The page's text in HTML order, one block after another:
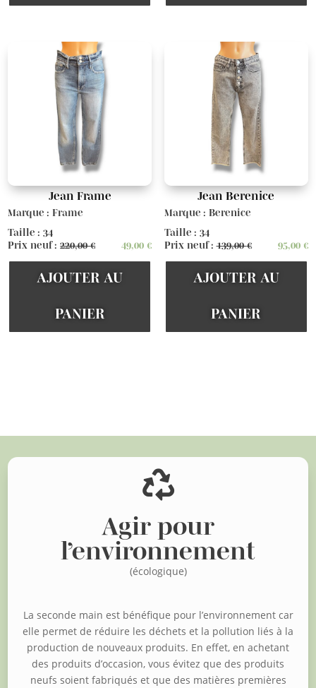
Jean Frame
Marque : Frame
Taille : 34
Prix neuf :220,00€ 49,00€
AJOUTER AU
PANIER
Jean Berenice
Marque : Berenice
Taille : 34
Prix neuf :139,00€ 95,00 €
AJOUTER AU
PANIER

Agir pour
l’environnement
(écologique)
La seconde main est bénéfique pour l’environnement car
elle permet de réduire les déchets et la pollution liés à la
production de nouveaux produits. En effet, en achetant
des produits d’occasion, vous évitez que des produits
neufs soient fabriqués et que des matières premières